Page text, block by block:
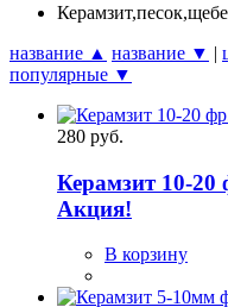
название ▲ название ▼ |
популярные ▼
280 руб.
Керамзит 10-
Акция!
В корзину